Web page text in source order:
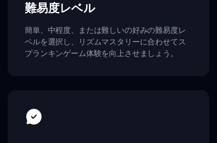
難易度レベル
簡単、中程度、または難しいの好みの難易度レ
ベルを選択し、リズムマスタリーに合わせてス
プランキンゲーム体験を向上させましょう。